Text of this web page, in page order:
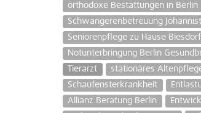
orthodoxe Bestattungen in Berlin
Schwangerenbetreuung
Seniorenpflege zu Hause Biesdorf
Notunterbringung Berlin
Tierarzt
stationäres
Schaufensterkrankheit
Allianz Beratung Berlin